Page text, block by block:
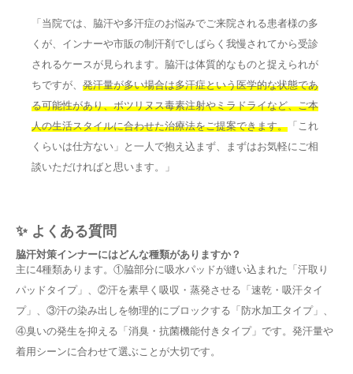
「当院では、脇汗や多汗症のお悩みでご来院される患者様の多
くが、インナーや市販の制汗剤でしばらく我慢されてから受診
されるケースが見られます。脇汗は体質的なものと捉えられが
ちですが、 発汗量が多い場合は多汗症という医学的な状態であ
る可能性があり、ボツリヌス毒素注射やミラドライなど、ご本
人の生活スタイルに合わせた治療法をご提案できます。 「これ
くらいは仕方ない」と一人で抱え込まず、まずはお気軽にご相
談いただければと思います。」
✨ よくある質問
脇汗対策インナーにはどんな種類がありますか？
主に4種類あります。①脇部分に吸水パッドが縫い込まれた「汗取り
パッドタイプ」、②汗を素早く吸収・蒸発させる「速乾・吸汗タイ
プ」、③汗の染み出しを物理的にブロックする「防水加工タイプ」、
④臭いの発生を抑える「消臭・抗菌機能付きタイプ」です。発汗量や
着用シーンに合わせて選ぶことが大切です。